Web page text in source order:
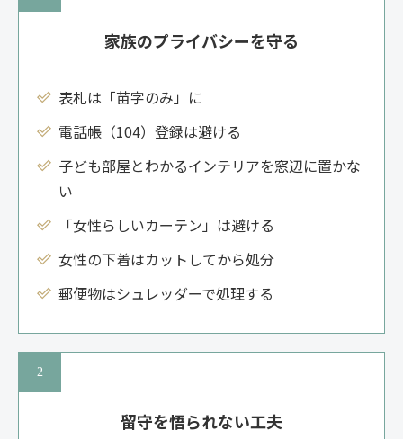
家族のプライバシーを守る
表札は「苗字のみ」に
電話帳（104）登録は避ける
子ども部屋とわかるインテリアを窓辺に置かな
い
「女性らしいカーテン」は避ける
女性の下着はカットしてから処分
郵便物はシュレッダーで処理する
留守を悟られない工夫